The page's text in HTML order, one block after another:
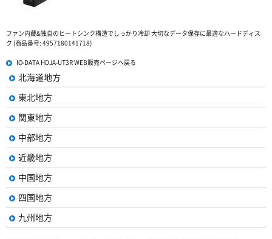
ファン内蔵&独自のヒートシンク構造でしっかり冷却 大切なデータ保存に最適なハードディス
ク (商品番号: 4957180141718)
IO-DATA HDJA-UT3R WEB販売ページへ戻る
北海道地方
東北地方
関東地方
中部地方
近畿地方
中国地方
四国地方
九州地方